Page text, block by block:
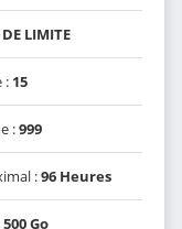
DE LIMITE
: 15
:999
:96 Heures
500 Go